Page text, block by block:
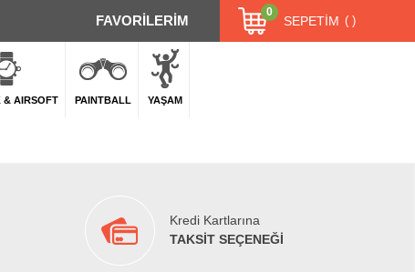
FAVORİLERİM SEPETIM
0
& AIRSOFT PAINTBALL YAŞAM
Kredi Kartlarına
TAKSİT SEÇENEĞİ